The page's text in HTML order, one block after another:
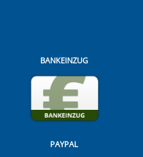
BANKEINZUG
PAYPAL